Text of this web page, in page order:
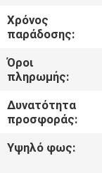
ΖΗΤΉΣΤΕ
ΈΝΑ
NEWS
Χρόνος
παράδοσης:
Όροι
πληρωμής:
Δυνατότητα
προσφοράς:
Υψηλό φως: